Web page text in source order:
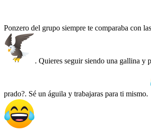
Ponzero del grupo siempre te comparaba con las
. Quieres seguir siendo una gallina y
prado?. Sé un águila y trabajaras para ti mismo.